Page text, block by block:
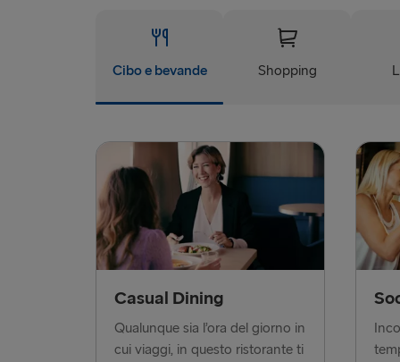
Cibo e bevande Shopping
Casual Dining
Qualunque sia l’ora del giorno in
cui viaggi, in questo ristorante ti